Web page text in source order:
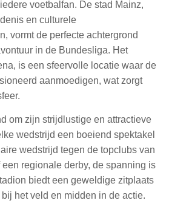
voetbalfan. De stad Mainz,
en culturele
vormt de perfecte achtergrond
in de Bundesliga. Het
is een sfeervolle locatie waar de
aanmoedigen, wat zorgt
om zijn strijdlustige en attractieve
wedstrijd een boeiend spektakel
wedstrijd tegen de topclubs van
regionale derby, de spanning is
biedt een geweldige zitplaats
het veld en midden in de actie.